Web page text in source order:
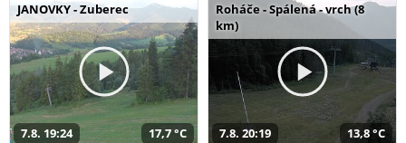
JANOVKY - Zuberec
7.8. 19:24 17,7 °C
Roháče - Spálená - vrch (8
km)
7.8. 20:19 13,8 °C